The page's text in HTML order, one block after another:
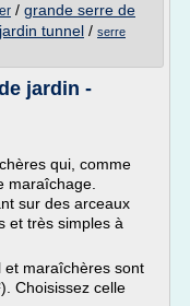
/ grande serre de
tunnel / serre
jardin -
qui, comme
maraîchage.
sur des arceaux
et très simples à
et maraîchères sont
Choisissez celle